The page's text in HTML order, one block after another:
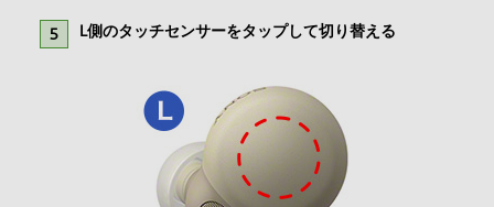
L側のタッチセンサーをタップして切り替える